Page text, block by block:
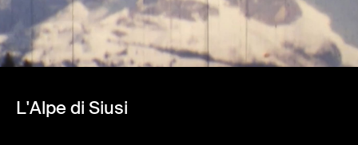
L'Alpe di Siusi